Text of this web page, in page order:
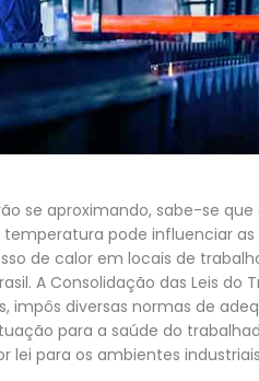
se aproximando, sabe-se
pode influenciar
de calor em locais de
A Consolidação das Leis
impôs diversas normas de
para a saúde do
lei para os ambientes